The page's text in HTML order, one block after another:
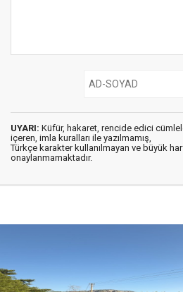
UYARI: Küfür, hakaret, rencide edici
içeren, imla kuralları ile yazılmamış,
Türkçe karakter kullanılmayan ve büyük
onaylanmamaktadır.